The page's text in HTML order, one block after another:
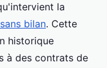
la
bilan. Cette
historique
à des contrats de